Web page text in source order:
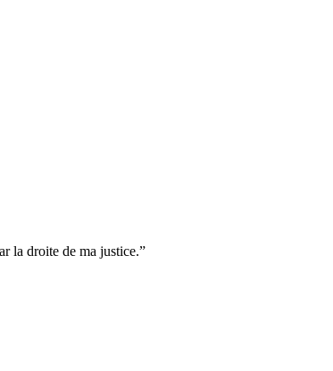
la droite de ma justice.”